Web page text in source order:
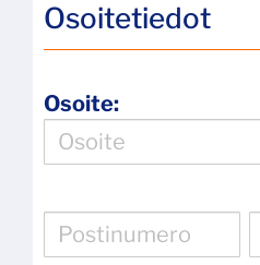
Osoitetiedot
Osoite: